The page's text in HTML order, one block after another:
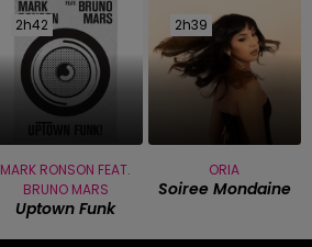
2h42
2h42
MARK RONSON FEAT.
BRUNO MARS
Uptown Funk
2h39
2h39
ORIA
Soiree Mondaine